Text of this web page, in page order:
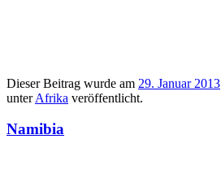
Dieser Beitrag wurde am 29. Januar 2013
unterAfrika veröffentlicht.
Namibia